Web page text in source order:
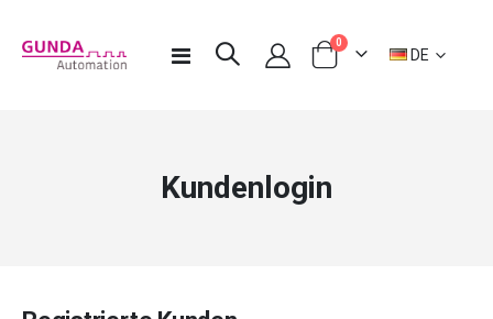
Navigation
Warenkorb
0 Artikel
Sprache
DE
Kundenlogin